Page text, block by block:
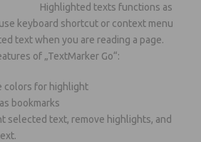
Highlighted texts functions as
keyboard shortcut or context menu
text when you are reading a page.
of „TextMarker Go“:
colors for highlight
bookmarks
selected text, remove highlights, and